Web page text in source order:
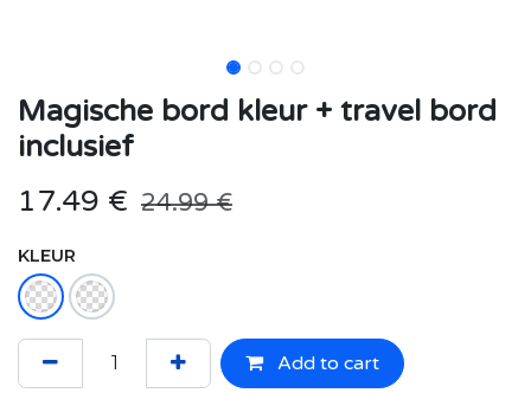
Magische bord kleur + travel bord
inclusief
17.49 € 24.99€
KLEUR
Add to cart